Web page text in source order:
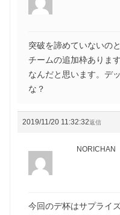
突破を諦めていないの
チームの追加枠ありま
なんだと思います。デ
な？
2019/11/20 11:32:32返信
NORICHAN
今回のデ杯はサプライ